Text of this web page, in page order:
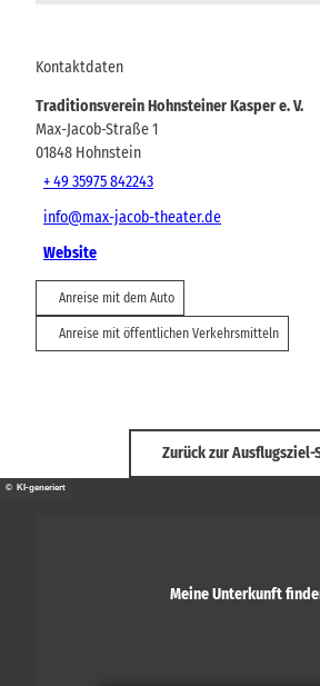
Kontaktdaten
Traditionsverein Hohnsteiner Kasper e. V.
Max-Jacob-Straße 1
01848 Hohnstein
+ 49 35975 842243
info@max-jacob-theater.de
Website
Anreise mit dem Auto
Anreise mit öffentlichen Verkehrsmitteln
Zurück zur Ausflugsziel-
© KI-generiert
Meine Unterkunft